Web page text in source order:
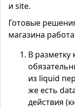
и site.
Готовые
магазина
В разметку
из liquid
же есть
действия